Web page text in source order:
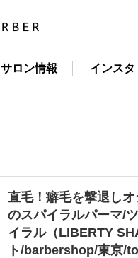
サロン情報 インスタ
直毛！癖毛を撃退し
のスパイラルパーマ/
イラル（LIBERTY
ト/barbershop/東京/